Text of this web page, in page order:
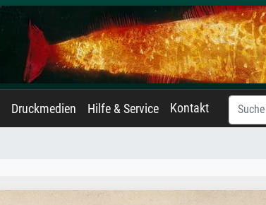
Druckmedien Hilfe & Service Kontakt